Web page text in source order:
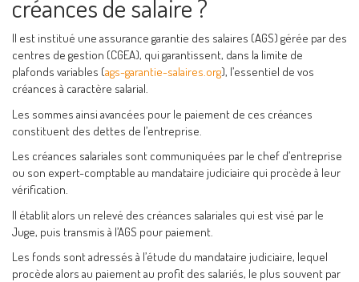
créances de salaire ?
Il est institué une assurance garantie des salaires (AGS) gérée par des
centres de gestion (CGEA), qui garantissent, dans la limite de
plafonds variables (ags-garantie-salaires.org), l’essentiel de vos
créances à caractère salarial.
Les sommes ainsi avancées pour le paiement de ces créances
constituent des dettes de l’entreprise.
Les créances salariales sont communiquées par le chef d’entreprise
ou son expert-comptable au mandataire judiciaire qui procède à leur
vérification.
Il établit alors un relevé des créances salariales qui est visé par le
Juge, puis transmis à l’AGS pour paiement.
Les fonds sont adressés à l’étude du mandataire judiciaire, lequel
procède alors au paiement au profit des salariés, le plus souvent par